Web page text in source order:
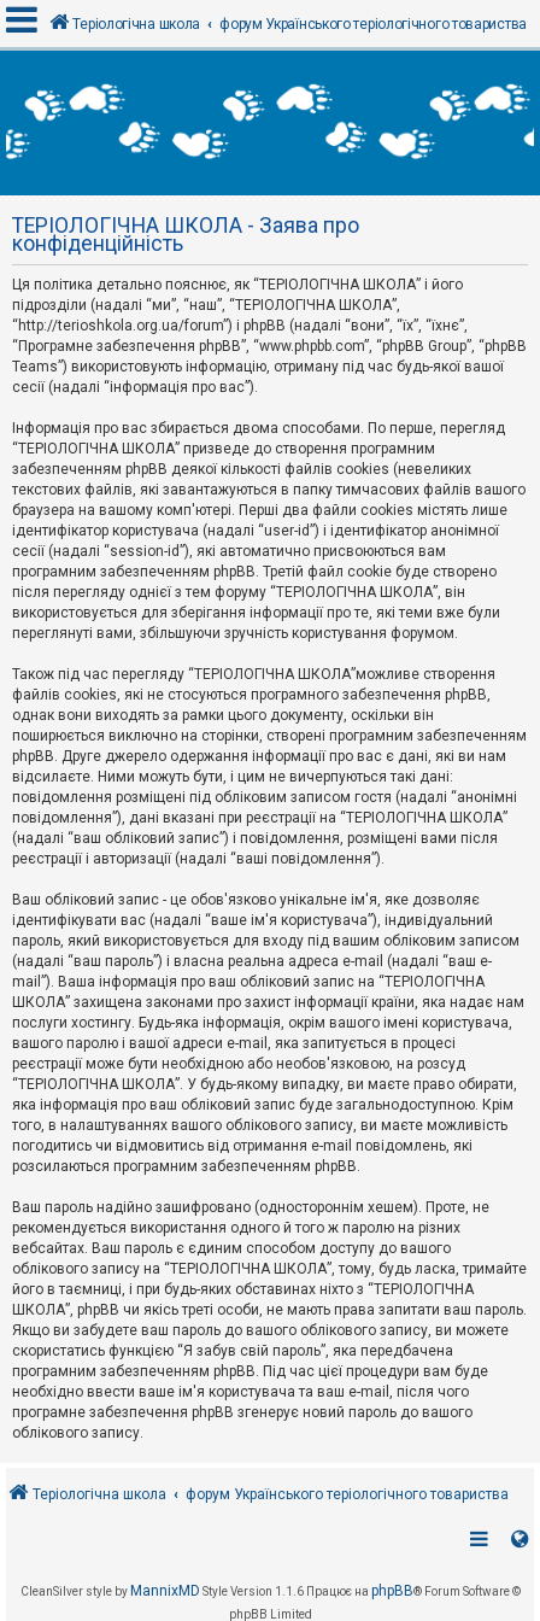
х
і
Р
е
с
т
р
а
ц
і
я
Т
е
м
и
б
е
з
в
і
д
о
і
д
е
й
А
т
и
в
е
м
и
П
о
ш
у
Д
о
м
о
г
Теріологічна школа форум Українського теріологічного товариства
ТЕРІОЛОГІЧНА ШКОЛА - Заява про
конфіденційність
Ця політика детально пояснює, як “ТЕРІОЛОГІЧНА ШКОЛА” і його
підрозділи (надалі “ми”, “наш”, “ТЕРІОЛОГІЧНА ШКОЛА”,
“http://terioshkola.org.ua/forum”) і phpBB (надалі “вони”, “їх”, “їхнє”,
“Програмне забезпечення phpBB”, “www.phpbb.com”, “phpBB Group”, “phpBB
Teams”) використовують інформацію, отриману під час будь-якої вашої
сесії (надалі “інформація про вас”).
Інформація про вас збирається двома способами. По перше, перегляд
“ТЕРІОЛОГІЧНА ШКОЛА” призведе до створення програмним
забезпеченням phpBB деякої кількості файлів cookies (невеликих
текстових файлів, які завантажуються в папку тимчасових файлів вашого
браузера на вашому комп'ютері. Перші два файли cookies містять лише
ідентифікатор користувача (надалі “user-id”) і ідентифікатор анонімної
сесії (надалі “session-id”), які автоматично присвоюються вам
програмним забезпеченням phpBB. Третій файл cookie буде створено
після перегляду однієї з тем форуму “ТЕРІОЛОГІЧНА ШКОЛА”, він
використовується для зберігання інформації про те, які теми вже були
переглянуті вами, збільшуючи зручність користування форумом.
Також під час перегляду “ТЕРІОЛОГІЧНА ШКОЛА”можливе створення
файлів cookies, які не стосуються програмного забезпечення phpBB,
однак вони виходять за рамки цього документу, оскільки він
поширюється виключно на сторінки, створені програмним забезпеченням
phpBB. Друге джерело одержання інформації про вас є дані, які ви нам
відсилаєте. Ними можуть бути, і цим не вичерпуються такі дані:
повідомлення розміщені під обліковим записом гостя (надалі “анонімні
повідомлення”), дані вказані при реєстрації на “ТЕРІОЛОГІЧНА ШКОЛА”
(надалі “ваш обліковий запис”) і повідомлення, розміщені вами після
реєстрації і авторизації (надалі “ваші повідомлення”).
Ваш обліковий запис - це обов'язково унікальне ім'я, яке дозволяє
ідентифікувати вас (надалі “ваше ім'я користувача”), індивідуальний
пароль, який використовується для входу під вашим обліковим записом
(надалі “ваш пароль”) і власна реальна адреса e-mail (надалі “ваш e-
mail”). Ваша інформація про ваш обліковий запис на “ТЕРІОЛОГІЧНА
ШКОЛА” захищена законами про захист інформації країни, яка надає нам
послуги хостингу. Будь-яка інформація, окрім вашого імені користувача,
вашого паролю і вашої адреси e-mail, яка запитується в процесі
реєстрації може бути необхідною або необов'язковою, на розсуд
“ТЕРІОЛОГІЧНА ШКОЛА”. У будь-якому випадку, ви маєте право обирати,
яка інформація про ваш обліковий запис буде загальнодоступною. Крім
того, в налаштуваннях вашого облікового запису, ви маєте можливість
погодитись чи відмовитись від отримання e-mail повідомлень, які
розсилаються програмним забезпеченням phpBB.
Ваш пароль надійно зашифровано (одностороннім хешем). Проте, не
рекомендується використання одного й того ж паролю на різних
вебсайтах. Ваш пароль є єдиним способом доступу до вашого
облікового запису на “ТЕРІОЛОГІЧНА ШКОЛА”, тому, будь ласка, тримайте
його в таємниці, і при будь-яких обставинах ніхто з “ТЕРІОЛОГІЧНА
ШКОЛА”, phpBB чи якісь треті особи, не мають права запитати ваш пароль.
Якщо ви забудете ваш пароль до вашого облікового запису, ви можете
скористатись функцією “Я забув свій пароль”, яка передбачена
програмним забезпеченням phpBB. Під час цієї процедури вам буде
необхідно ввести ваше ім'я користувача та ваш e-mail, після чого
програмне забезпечення phpBB згенерує новий пароль до вашого
облікового запису.
Теріологічна школа форум Українського теріологічного товариства
CleanSilver style by MannixMD Style Version 1.1.6 Працює на phpBB® Forum Software ©
phpBB Limited